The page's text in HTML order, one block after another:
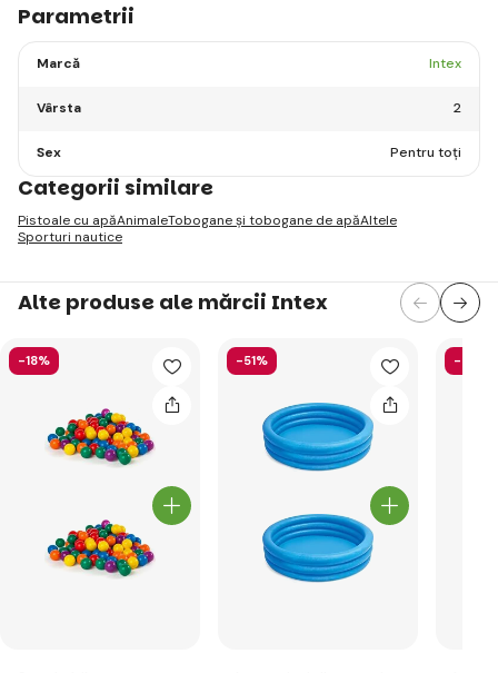
Parametrii
Marcă Intex
Vârsta 2
Sex Pentru toți
Categorii similare
Pistoale cu apăAnimaleTobogane și tobogane de apăAltele
Sporturi nautice
Alte produse ale mărcii Intex
-18% -51% -40%